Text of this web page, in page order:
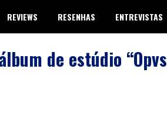
REVIEWS RESENHAS ENTREVISTAS
de estúdio “Opvs